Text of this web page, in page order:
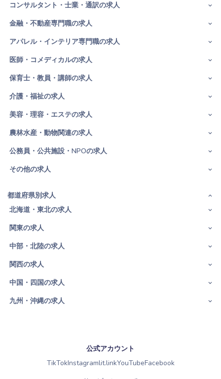
コンサルタント・士業・通訳の求人
金融・不動産専門職の求人
アパレル・インテリア専門職の求人
医師・コメディカルの求人
保育士・教員・講師の求人
介護・福祉の求人
美容・理容・エステの求人
農林水産・動物関連の求人
公務員・公共施設・NPOの求人
その他の求人
都道府県別求人
北海道・東北の求人
関東の求人
中部・北陸の求人
関西の求人
中国・四国の求人
九州・沖縄の求人
公式アカウント
TikTokInstagramlit.linkYouTubeFacebook